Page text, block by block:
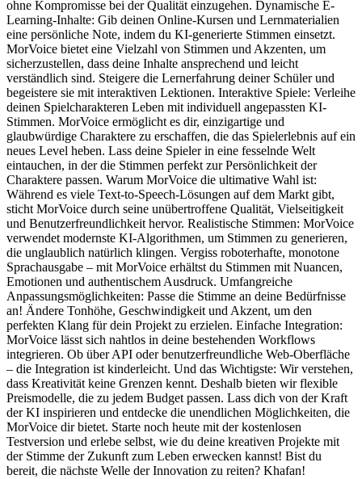
ohne Kompromisse bei der Qualität einzugehen. Dynamische E-
Learning-Inhalte: Gib deinen Online-Kursen und Lernmaterialien
eine persönliche Note, indem du KI-generierte Stimmen einsetzt.
MorVoice bietet eine Vielzahl von Stimmen und Akzenten, um
sicherzustellen, dass deine Inhalte ansprechend und leicht
verständlich sind. Steigere die Lernerfahrung deiner Schüler und
begeistere sie mit interaktiven Lektionen. Interaktive Spiele: Verleihe
deinen Spielcharakteren Leben mit individuell angepassten KI-
Stimmen. MorVoice ermöglicht es dir, einzigartige und
glaubwürdige Charaktere zu erschaffen, die das Spielerlebnis auf ein
neues Level heben. Lass deine Spieler in eine fesselnde Welt
eintauchen, in der die Stimmen perfekt zur Persönlichkeit der
Charaktere passen. Warum MorVoice die ultimative Wahl ist:
Während es viele Text-to-Speech-Lösungen auf dem Markt gibt,
sticht MorVoice durch seine unübertroffene Qualität, Vielseitigkeit
und Benutzerfreundlichkeit hervor. Realistische Stimmen: MorVoice
verwendet modernste KI-Algorithmen, um Stimmen zu generieren,
die unglaublich natürlich klingen. Vergiss roboterhafte, monotone
Sprachausgabe – mit MorVoice erhältst du Stimmen mit Nuancen,
Emotionen und authentischem Ausdruck. Umfangreiche
Anpassungsmöglichkeiten: Passe die Stimme an deine Bedürfnisse
an! Ändere Tonhöhe, Geschwindigkeit und Akzent, um den
perfekten Klang für dein Projekt zu erzielen. Einfache Integration:
MorVoice lässt sich nahtlos in deine bestehenden Workflows
integrieren. Ob über API oder benutzerfreundliche Web-Oberfläche
– die Integration ist kinderleicht. Und das Wichtigste: Wir verstehen,
dass Kreativität keine Grenzen kennt. Deshalb bieten wir flexible
Preismodelle, die zu jedem Budget passen. Lass dich von der Kraft
der KI inspirieren und entdecke die unendlichen Möglichkeiten, die
MorVoice dir bietet. Starte noch heute mit der kostenlosen
Testversion und erlebe selbst, wie du deine kreativen Projekte mit
der Stimme der Zukunft zum Leben erwecken kannst! Bist du
bereit, die nächste Welle der Innovation zu reiten? Khafan!